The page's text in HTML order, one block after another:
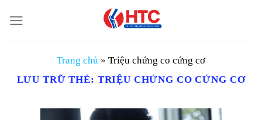
đến
nội
Trang chủ » Triệu chứng co cứng cơ
LƯU TRỮ THẺ: TRIỆU CHỨNG CO CỨNG CƠ